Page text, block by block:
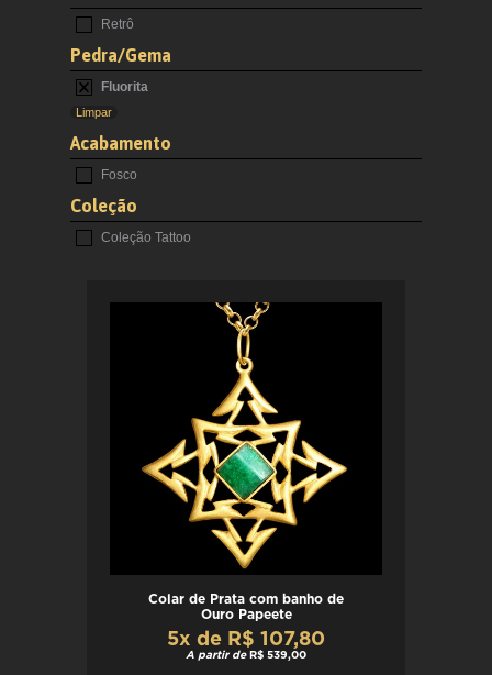
Retrô
Pedra/Gema
Fluorita
Limpar
Acabamento
Fosco
Coleção
Coleção Tattoo
Colar de Prata com banho de
Ouro Papeete
5x de R$ 107,80
A partir de R$ 539,00